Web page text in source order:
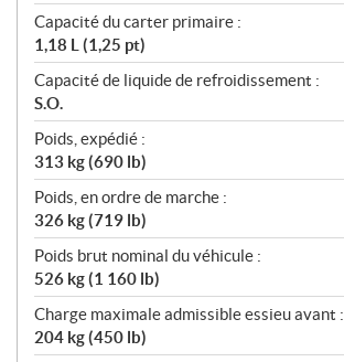
Capacité du carter primaire :
1,18 L (1,25 pt)
Capacité de liquide de refroidissement :
S.O.
Poids, expédié :
313 kg (690 lb)
Poids, en ordre de marche :
326 kg (719 lb)
Poids brut nominal du véhicule :
526 kg (1 160 lb)
Charge maximale admissible essieu avant :
204 kg (450 lb)